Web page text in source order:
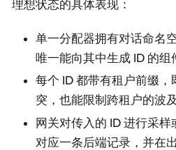
理想状态的具体表现：
单一分配器拥有对话命名
唯一能向其中生成 ID 的组
每个 ID 都带有租户前缀
突，也能限制跨租户的波及
网关对传入的 ID 进行采
对应一条后端记录，并在